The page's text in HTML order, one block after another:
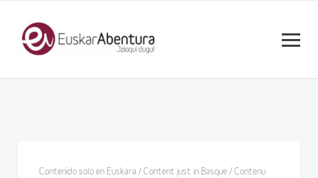
Contenido solo en Euskara / Content just in Basque / Contenu